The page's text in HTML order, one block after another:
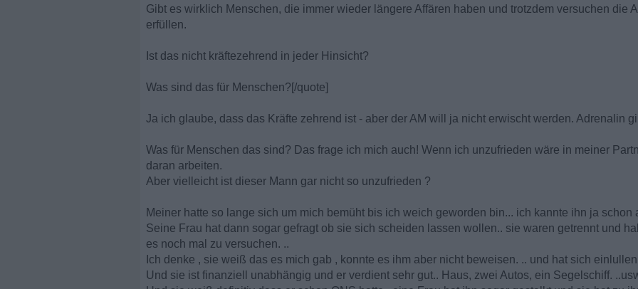
Gibt es wirklich Menschen, die immer wieder längere Affären haben und trotzdem versuchen die
erfüllen.
Ist das nicht kräftezehrend in jeder Hinsicht?
Was sind das für Menschen?[/quote]
Ja ich glaube, dass das Kräfte zehrend ist - aber der AM will ja nicht erwischt werden. Adrenalin
Was für Menschen das sind? Das frage ich mich auch! Wenn ich unzufrieden wäre in meiner
daran arbeiten.
Aber vielleicht ist dieser Mann gar nicht so unzufrieden ?
Meiner hatte so lange sich um mich bemüht bis ich weich geworden bin... ich kannte ihn ja schon
Seine Frau hat dann sogar gefragt ob sie sich scheiden lassen wollen.. sie waren getrennt und
es noch mal zu versuchen. ..
Ich denke , sie weiß das es mich gab , konnte es ihm aber nicht beweisen. .. und hat sich
Und sie ist finanziell unabhängig und er verdient sehr gut.. Haus, zwei Autos, ein Segelschiff.